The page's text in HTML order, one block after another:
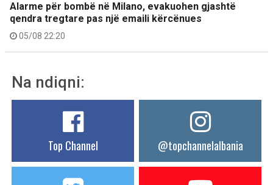
Alarme për bombë në Milano, evakuohen gjashtë
qendra tregtare pas një emaili kërcënues
05/08 22:20
Na ndiqni:
Top Channel @topchannelalbania